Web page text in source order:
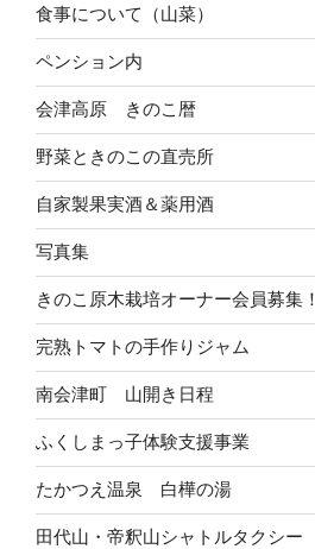
食事について（山菜）
ペンション内
会津高原 きのこ暦
野菜ときのこの直売所
自家製果実酒＆薬用酒
写真集
きのこ原木栽培オーナー会員募集！
完熟トマトの手作りジャム
南会津町 山開き日程
ふくしまっ子体験支援事業
たかつえ温泉 白樺の湯
田代山・帝釈山シャトルタクシー